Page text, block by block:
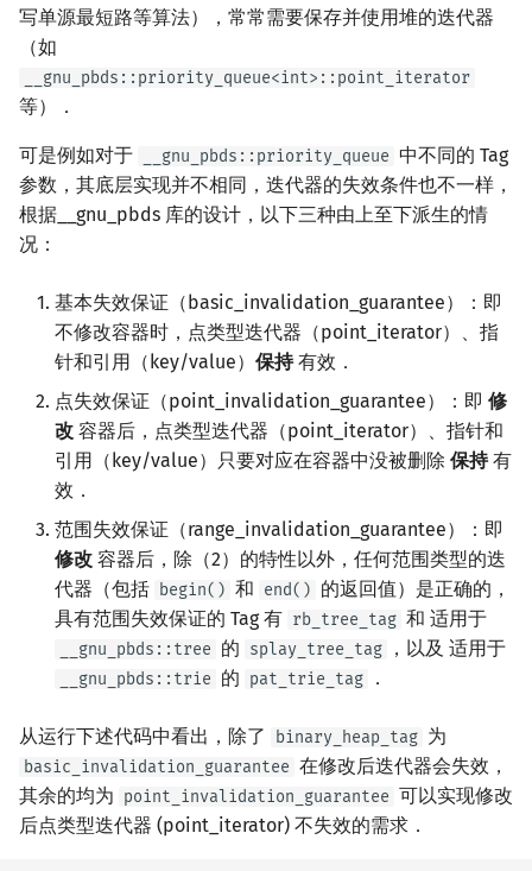
写单源最短路等算法），常常需要保存并使用堆的迭代器
（如
__gnu_pbds::priority_queue<int>::point_iterator
等）．
可是例如对于 __gnu_pbds::priority_queue 中不同的 Tag
参数，其底层实现并不相同，迭代器的失效条件也不一样，
根据__gnu_pbds 库的设计，以下三种由上至下派生的情
况：
基本失效保证（basic_invalidation_guarantee）：即
不修改容器时，点类型迭代器（point_iterator）、指
针和引用（key/value） 保持有效．
点失效保证（point_invalidation_guarantee）：即 修
改 容器后，点类型迭代器（point_iterator）、指针和
引用（key/value）只要对应在容器中没被删除 保持有
效．
范围失效保证（range_invalidation_guarantee）：即
修改 容器后，除（2）的特性以外，任何范围类型的迭
代器（包括 begin() 和 end() 的返回值）是正确的，
具有范围失效保证的 Tag 有 rb_tree_tag 和 适用于
__gnu_pbds::tree 的 splay_tree_tag ，以及 适用于
__gnu_pbds::trie 的 pat_trie_tag ．
从运行下述代码中看出，除了 binary_heap_tag 为
basic_invalidation_guarantee 在修改后迭代器会失效，
其余的均为 point_invalidation_guarantee 可以实现修改
后点类型迭代器 (point_iterator) 不失效的需求．